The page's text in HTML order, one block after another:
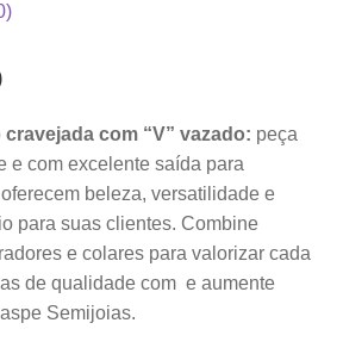
com “V” vazado: peça
e com excelente saída para
beleza, versatilidade e
para suas clientes. Combine
e colares para valorizar cada
de qualidade com e aumente
Semijoias.